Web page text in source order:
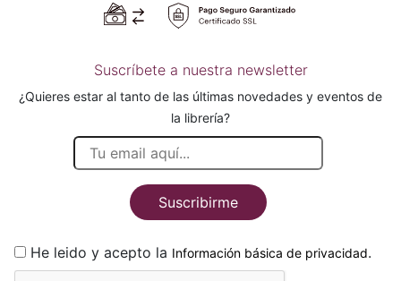
Suscríbete a nuestra newsletter
¿Quieres estar al tanto de las últimas novedades y eventos de
la librería?
Suscribirme
He leido y acepto la Información básica de privacidad.